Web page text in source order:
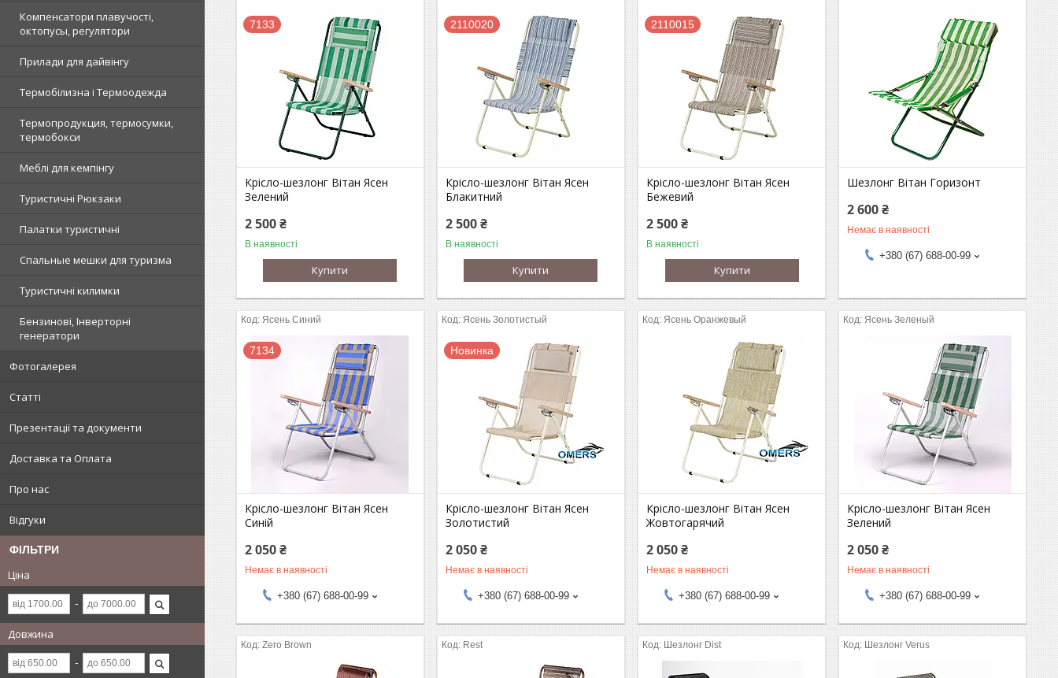
Компенсатори плавучості,
октопусы, регулятори
Прилади для дайвінгу
Термобілизна і Термоодежда
Термопродукция, термосумки,
термобокси
Меблі для кемпінгу
Туристичні Рюкзаки
Палатки туристичні
Спальные мешки для туризма
Туристичні килимки
Бензинові, Інверторні
генератори
Фотогалерея
Статті
Презентації та документи
Доставка та Оплата
Про нас
Відгуки
ФІЛЬТРИ
Ціна
Довжина
7133
Крісло-шезлонг Вітан Ясен
Зелений
2 500 ₴
В наявності
Купити
2110020
Крісло-шезлонг Вітан Ясен
Блакитний
2 500 ₴
В наявності
Купити
2110015
Крісло-шезлонг Вітан Ясен
Бежевий
2 500 ₴
В наявності
Купити
Шезлонг Вітан Горизонт
2 600 ₴
Немає в наявності
+380 (67) 688-00-99
Ясень Синий
7134
Крісло-шезлонг Вітан Ясен
Синій
2 050 ₴
Немає в наявності
+380 (67) 688-00-99
Ясень Золотистый
Новинка
Крісло-шезлонг Вітан Ясен
Золотистий
2 050 ₴
Немає в наявності
+380 (67) 688-00-99
Ясень Оранжевый
Крісло-шезлонг Вітан Ясен
Жовтогарячий
2 050 ₴
Немає в наявності
+380 (67) 688-00-99
Ясень Зеленый
Крісло-шезлонг Вітан Ясен
Зелений
2 050 ₴
Немає в наявності
+380 (67) 688-00-99
Zero Brown Rest Шезлонг Dist Шезлонг Verus